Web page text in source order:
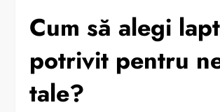
Cum să alegi
potrivit pentru
tale?